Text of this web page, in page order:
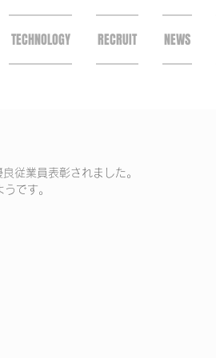
TECHNOLOGY RECRUIT NEWS
従業員表彰されました。
です。